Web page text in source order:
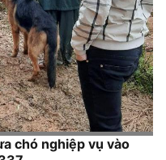
chó nghiệp vụ vào